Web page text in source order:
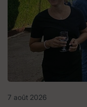
7 août 2026